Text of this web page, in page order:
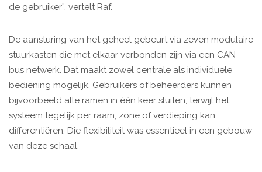
de gebruiker”, vertelt Raf.
De aansturing van het geheel gebeurt via zeven modulaire
stuurkasten die met elkaar verbonden zijn via een CAN-
bus netwerk. Dat maakt zowel centrale als individuele
bediening mogelijk. Gebruikers of beheerders kunnen
bijvoorbeeld alle ramen in één keer sluiten, terwijl het
systeem tegelijk per raam, zone of verdieping kan
differentiëren. Die flexibiliteit was essentieel in een gebouw
van deze schaal.